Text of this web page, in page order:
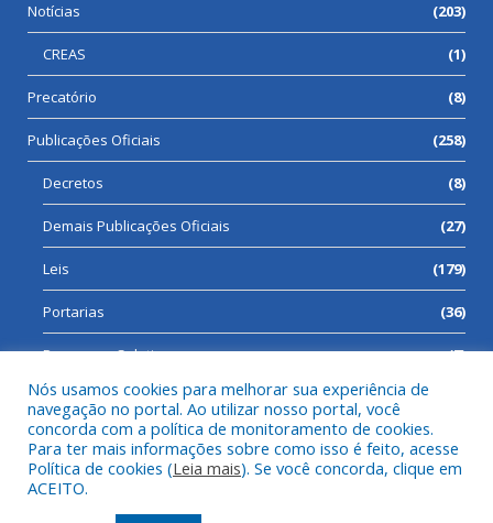
Notícias (203)
CREAS (1)
Precatório (8)
Publicações Oficiais (258)
Decretos (8)
Demais Publicações Oficiais (27)
Leis (179)
Portarias (36)
Processos Seletivos (7)
Todos os direitos reservados a Prefeitura Municipal de Cumaru
do Norte.
Nós usamos cookies para melhorar sua experiência de
navegação no portal. Ao utilizar nosso portal, você
concorda com a política de monitoramento de cookies.
Para ter mais informações sobre como isso é feito, acesse
Política de cookies (Leia mais). Se você concorda, clique em
ACEITO.